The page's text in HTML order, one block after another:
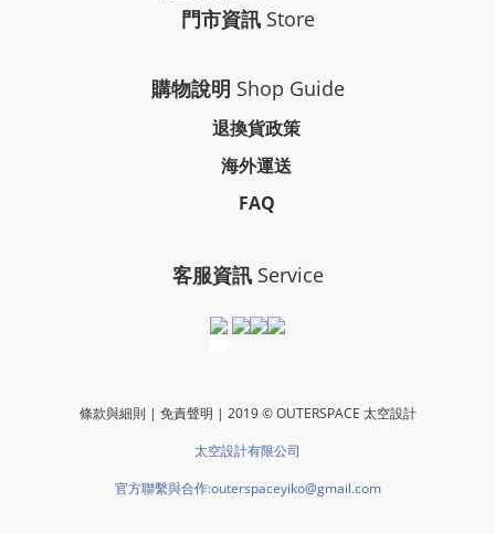
門市資訊 Store
購物說明 Shop Guide
退換貨政策
海外運送
FAQ
客服資訊 Service
條款與細則 | 免責聲明 | 2019 © OUTERSPACE 太空設計
太空設計有限公司
官方聯繫與合作:outerspaceyiko@gmail.com